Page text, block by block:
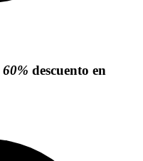
60% descuento en